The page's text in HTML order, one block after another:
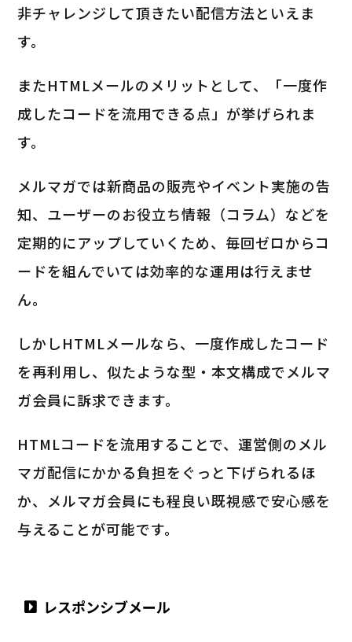
非チャレンジして頂きたい配信方法といえま
す。
またHTMLメールのメリットとして、「一度作
成したコードを流用できる点」が挙げられま
す。
メルマガでは新商品の販売やイベント実施の告
知、ユーザーのお役立ち情報（コラム）などを
定期的にアップしていくため、毎回ゼロからコ
ードを組んでいては効率的な運用は行えませ
ん。
しかしHTMLメールなら、一度作成したコード
を再利用し、似たような型・本文構成でメルマ
ガ会員に訴求できます。
HTMLコードを流用することで、運営側のメル
マガ配信にかかる負担をぐっと下げられるほ
か、メルマガ会員にも程良い既視感で安心感を
与えることが可能です。
レスポンシブメール